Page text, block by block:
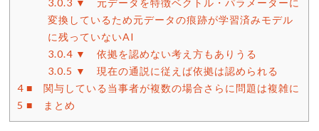
3.0.3 ▼ 元データを特徴ベクトル・パラメーターに
変換しているため元データの痕跡が学習済みモデル
に残っていないAI
3.0.4 ▼ 依拠を認めない考え方もありうる
3.0.5 ▼ 現在の通説に従えば依拠は認められる
4 ■ 関与している当事者が複数の場合さらに問題は複雑に
5 ■ まとめ